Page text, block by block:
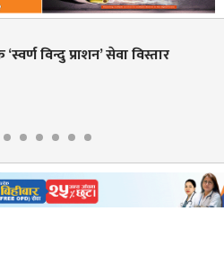
शहीद गंगालाल राष्ट्रिय हृदय केन्द्रको